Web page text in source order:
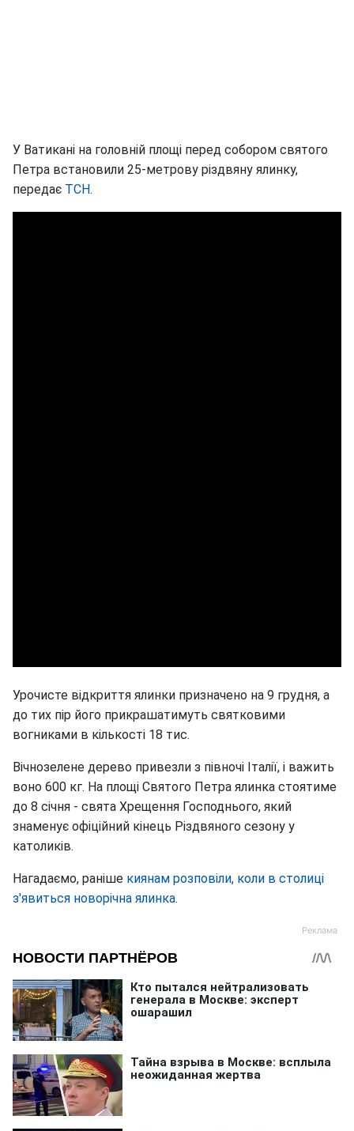
У Ватикані на головній площі перед собором святого
Петра встановили 25-метрову різдвяну ялинку,
передає ТСН.
Урочисте відкриття ялинки призначено на 9 грудня, а
до тих пір його прикрашатимуть святковими
вогниками в кількості 18 тис.
Вічнозелене дерево привезли з півночі Італії, і важить
воно 600 кг. На площі Святого Петра ялинка стоятиме
до 8 січня - свята Хрещення Господнього, який
знаменує офіційний кінець Різдвяного сезону у
католиків.
Нагадаємо, раніше киянам розповіли, коли в столиці
з'явиться новорічна ялинка.